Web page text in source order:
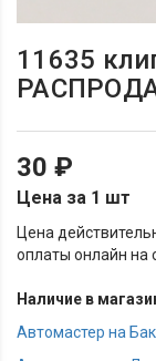
11635
30 ₽
Цена за 1 шт
Цена
оплаты онлайн на
Наличие в
Автомастер на